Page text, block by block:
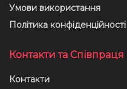
Умови використання
Політика конфіденційності
Контакти та Співпраця
Контакти